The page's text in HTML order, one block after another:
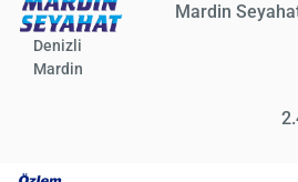
Mardin
Denizli
Mardin